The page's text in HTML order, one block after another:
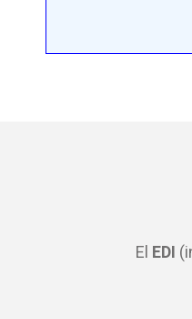
El EDI